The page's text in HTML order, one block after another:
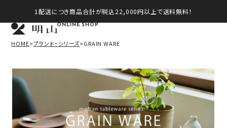
1配送につき商品合計が税込22,000円以上で送料無料！
ONLINE SHOP
HOME ブランド・シリーズ GRAIN WARE